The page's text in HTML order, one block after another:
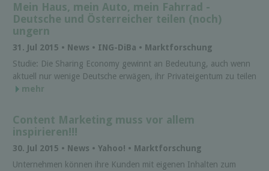
Mein Haus, mein Auto, mein Fahrrad -
Deutsche und Österreicher teilen (noch)
ungern
31. Jul 2015 • News • ING-DiBa • Marktforschung
Studie: Die Sharing Economy gewinnt an Bedeutung, auch wenn
aktuell nur wenige Deutsche erwägen, ihr Privateigentum zu teilen
mehr
Content Marketing muss vor allem
inspirieren!!!
30. Jul 2015 • News • Yahoo! • Marktforschung
Unternehmen können ihre Kunden mit eigenen Inhalten zum